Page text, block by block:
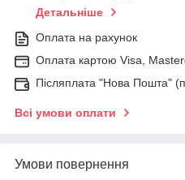
Детальніше
Оплата на рахунок
Оплата картою Visa,
Післяплата "Нова Пошта"
Всі умови оплати
Умови повернення